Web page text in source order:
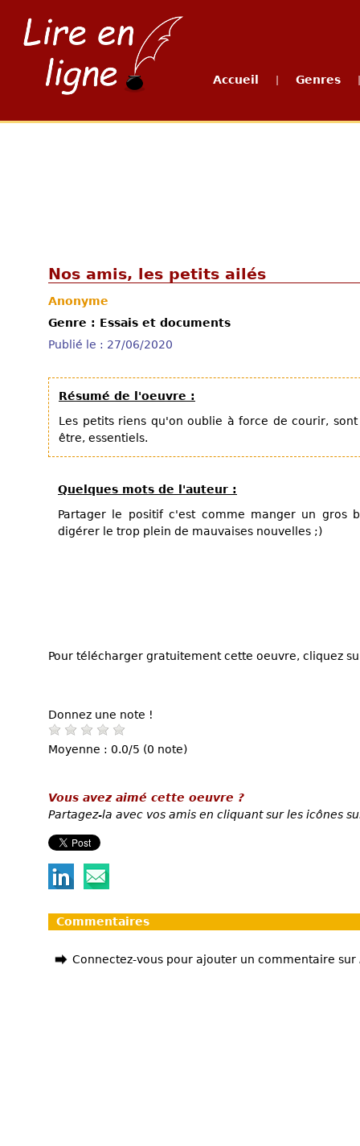
Accueil Genres
Nos amis, les petits ailés
Anonyme
Genre : Essais et documents
Publié le : 27/06/2020
Résumé de l'oeuvre :
Les petits riens qu'on oublie à force de courir,
être, essentiels.
Quelques mots de l'auteur :
Partager le positif c'est comme manger un gros
digérer le trop plein de mauvaises nouvelles ;)
Pour télécharger gratuitement cette oeuvre, cliquez
Donnez une note !
Moyenne : 0.0/5 (0 note)
Vous avez aimé cette oeuvre ?
Partagez-la avec vos amis en cliquant sur les icônes
Commentaires
Connectez-vous pour ajouter un commentaire sur